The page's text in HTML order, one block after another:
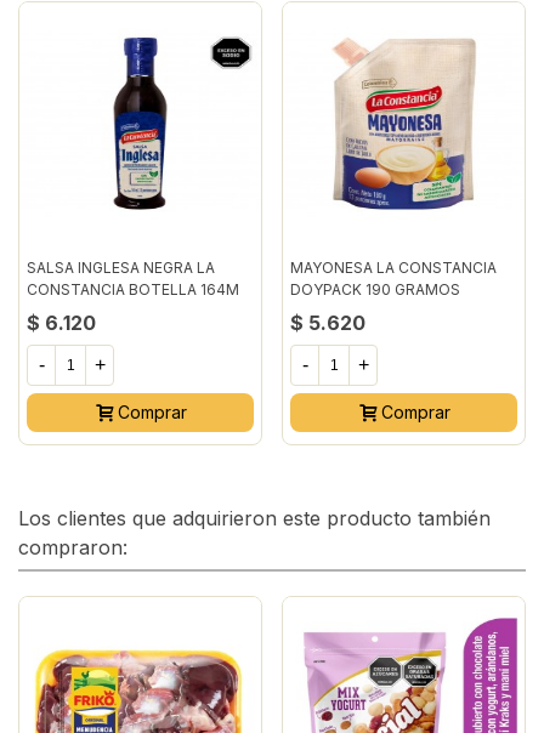
SALSA INGLESA NEGRA LA
CONSTANCIA BOTELLA 164M
$ 6.120
- +
Comprar
MAYONESA LA CONSTANCIA
DOYPACK 190 GRAMOS
$ 5.620
- +
Comprar
Los clientes que adquirieron este producto también
compraron: